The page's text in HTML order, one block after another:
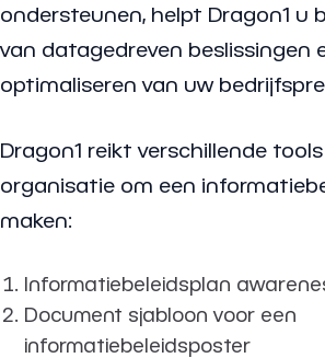
ondersteunen, helpt Dragon1 u
van datagedreven beslissingen
optimaliseren van uw
Dragon1 reikt verschillende
organisatie om een
maken:
Informatiebeleidsplan
Document sjabloon voor een
informatiebeleidsposter